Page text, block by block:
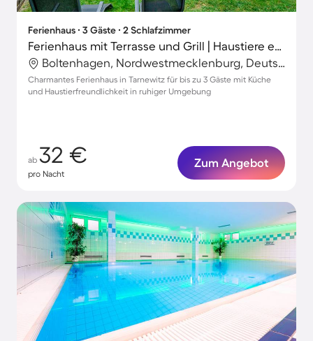
Ferienhaus ∙ 3 Gäste ∙ 2 Schlafzimmer
Ferienhaus mit Terrasse und Grill | Haustiere erlaubt
Boltenhagen, Nordwestmecklenburg, Deutschland
Charmantes Ferienhaus in Tarnewitz für bis zu 3 Gäste mit Küche
und Haustierfreundlichkeit in ruhiger Umgebung
ab 32 €
pro Nacht
Zum Angebot